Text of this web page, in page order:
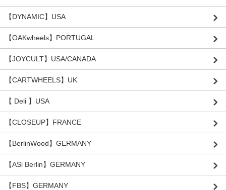
【DYNAMIC】USA
【OAKwheels】PORTUGAL
【JOYCULT】USA/CANADA
【CARTWHEELS】UK
【 Deli 】USA
【CLOSEUP】FRANCE
【BerlinWood】GERMANY
【ASi Berlin】GERMANY
【FBS】GERMANY